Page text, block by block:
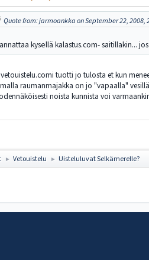
Quote from: jarmoankka on September 22, 2008,
kysellä kalastus.com- saitillakin...
tuotti jo tulosta et kun
raumanmajakka on jo "vapaalla"
noista kunnista voi
► Vetouistelu ► Uisteluluvat Selkämerelle?